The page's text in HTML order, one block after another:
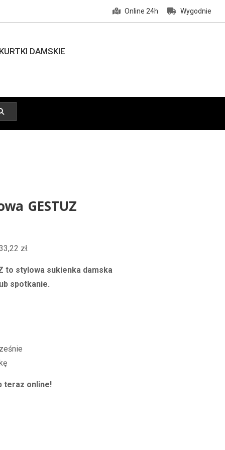
Online 24h Wygodnie
DAMSKIE
GESTUZ
zł.
to stylowa sukienka damska
spotkanie.
teraz online!